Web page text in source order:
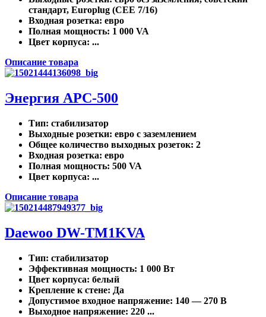
стандарт, Europlug (CEE 7/16)
Входная розетка: евро
Полная мощность: 1 000 VA
Цвет корпуса: ...
Описание товара
Энергия АРС-500
Тип: стабилизатор
Выходные розетки: евро с заземлением
Общее количество выходных розеток: 2
Входная розетка: евро
Полная мощность: 500 VA
Цвет корпуса: ...
Описание товара
Daewoo DW-TM1KVA
Тип: стабилизатор
Эффективная мощность: 1 000 Вт
Цвет корпуса: белый
Крепление к стене: Да
Допустимое входное напряжение: 140 — 270 В
Выходное напряжение: 220 ...